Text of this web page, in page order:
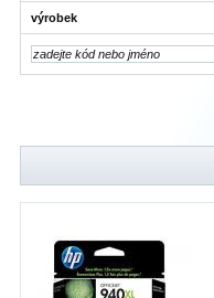
výrobek